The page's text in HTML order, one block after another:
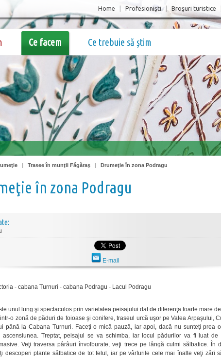
Home Profesionişti Broşuri turistice
Ce facem Ce trebuie să știm
| Trasee în munţii Făgăraş | Drumeţie în zona Podragu
în zona Podragu
E-mail
- cabana Turnuri - cabana Podragu - Lacul Podragu
unul lung şi spectaculos prin varietatea peisajului dat de diferenţa foarte mare
o zonă de păduri de foioase şi conifere, traseul urcă uşor pe Valea Arpaşului,
până la Cabana Turnuri. Faceţi o mică pauză, iar apoi, dacă nu sunteţi prea
ascensiunea. Treptat, peisajul se va schimba, iar locul pădurilor va fi luat de
Veţi traversa pârâuri învolburate, veţi trece pe lângă culmi sălbatice. În
descoperi plante sălbatice de tot felul, iar pe vârfurile cele mai înalte veţi zări